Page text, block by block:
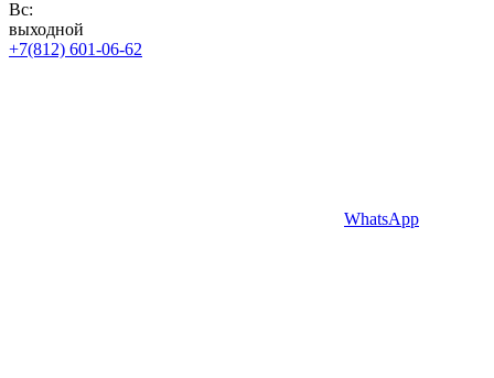
Вс:
выходной
+7(812) 601-06-62
WhatsApp